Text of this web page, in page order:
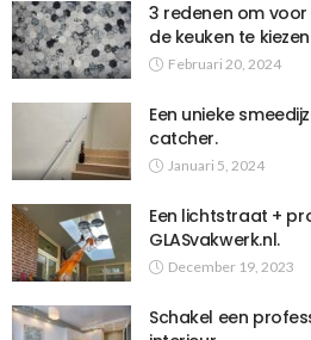
3 redenen om
de keuken te kiezen
Februari 20, 2024
Een unieke
catcher.
Januari 5, 2024
Een lichtstraat +
GLASvakwerk.nl.
December 19, 2023
Schakel een